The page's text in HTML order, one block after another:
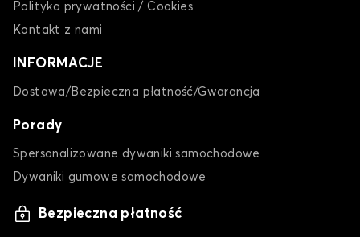
Polityka prywatności / Cookies
Kontakt z nami
INFORMACJE
Dostawa/Bezpieczna płatność/Gwarancja
Porady
Spersonalizowane dywaniki samochodowe
Dywaniki gumowe samochodowe
Bezpieczna płatność